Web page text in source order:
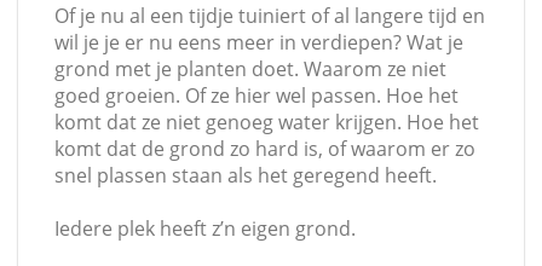
Of je nu al een tijdje tuiniert of al langere tijd en
wil je je er nu eens meer in verdiepen? Wat je
grond met je planten doet. Waarom ze niet
goed groeien. Of ze hier wel passen. Hoe het
komt dat ze niet genoeg water krijgen. Hoe het
komt dat de grond zo hard is, of waarom er zo
snel plassen staan als het geregend heeft.
Iedere plek heeft z’n eigen grond.